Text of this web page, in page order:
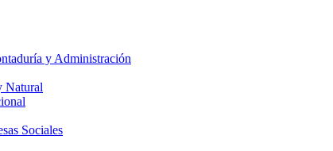
y Administración
Natural
Sociales